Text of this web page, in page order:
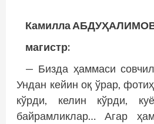
Камилла
магистр:
— Бизда ҳаммаси
Ундан кейин оқ ўрар,
кўрди, келин кўрди,
байрамликлар… Агар